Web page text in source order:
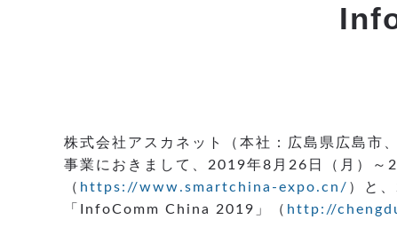
株式会社アスカネット（本社：広島県広島市
事業におきまして、2019年8月26日（月）～
（ https://www.smartchina-expo.cn/ ）と
「InfoComm China 2019」（ http://